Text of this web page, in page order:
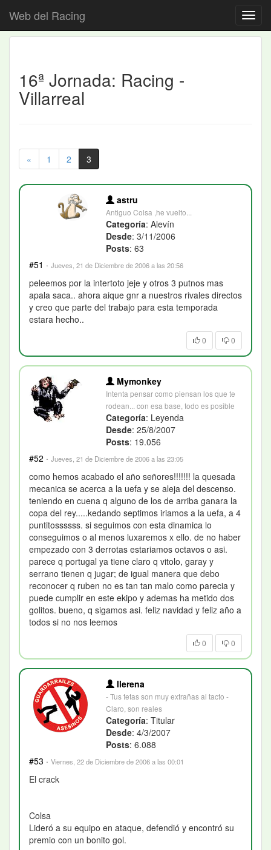
Web del Racing
16ª Jornada: Racing -
Villarreal
« 1 2 3
astru
Antiguo Colsa ,he vuelto...
Categoría: Alevín
Desde: 3/11/2006
Posts: 63
#51 · Jueves, 21 de Diciembre de 2006 a las 20:56
peleemos por la intertoto jeje y otros 3 putnos mas
apala saca.. ahora aique gnr a nuestros rivales directos
y creo que parte del trabajo para esta temporada
estara hecho..
0 0
Mymonkey
Intenta pensar como piensan los que te
rodean... con esa base, todo es posible
Categoría: Leyenda
Desde: 25/8/2007
Posts: 19.056
#52 · Jueves, 21 de Diciembre de 2006 a las 23:05
como hemos acabado el año señores!!!!!!! la quesada
mecanica se acerca a la uefa y se aleja del descenso.
teniendo en cuena q alguno de los de arriba ganara la
copa del rey.....kedando septimos iriamos a la uefa, a 4
puntitossssss. si seguimos con esta dinamica lo
conseguimos o al menos luxaremos x ello. de no haber
empezado con 3 derrotas estariamos octavos o asi.
parece q portugal ya tiene claro q vitolo, garay y
serrano tienen q jugar; de igual manera que debo
reconocer q ruben no es tan tan malo como parecia y
puede cumplir en este ekipo y ademas ha metido dos
golitos. bueno, q sigamos asi. feliz navidad y feliz año a
todos si no nos leemos
0 0
llerena
- Tus tetas son muy extrañas al tacto -
Claro, son reales
Categoría: Titular
Desde: 4/3/2007
Posts: 6.088
#53 · Viernes, 22 de Diciembre de 2006 a las 00:01
El crack
Colsa
Lideró a su equipo en ataque, defendió y encontró su
premio con un bonito gol.